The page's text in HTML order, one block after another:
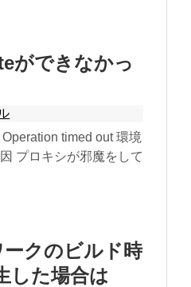
ができなかっ
timed out 環境
プロキシが邪魔をして
クのビルド時
した場合は